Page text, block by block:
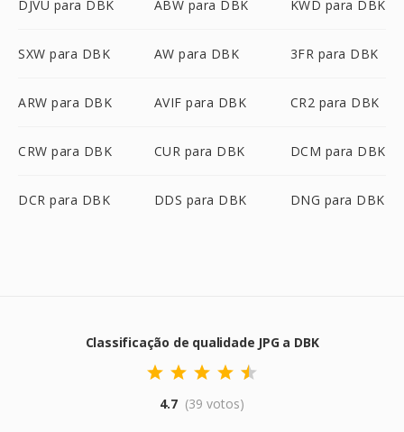
DJVU para DBK ABW para DBK KWD para DBK
SXW para DBK AW para DBK 3FR para DBK
ARW para DBK AVIF para DBK CR2 para DBK
CRW para DBK CUR para DBK DCM para DBK
DCR para DBK DDS para DBK DNG para DBK
Classificação de qualidade JPG a DBK
4.7 (39 votos)